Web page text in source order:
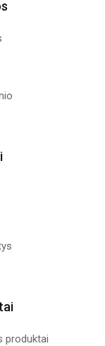
produktai